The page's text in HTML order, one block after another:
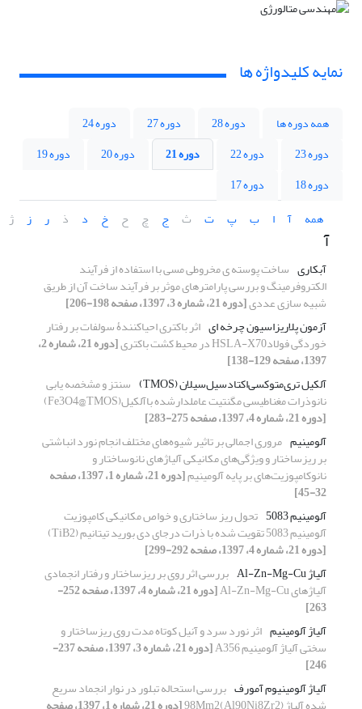
نمایه کلیدواژه ها
همه دوره ها دوره 28 دوره 27
دوره 24
دوره 23
دوره 22 دوره 21 دوره 20
دوره 19
دوره 18
دوره 17
همه
آ ا ب پ ت ث ج چ ح خ د ذ ر ز ژ
آ
آبکاری ساخت پوسته ی مخروطی مسی با استفاده از فرآیند
الکتروفرمینگ و بررسی پارامترهای موثر بر فرآیند ساخت آن از طریق
شبیه سازی عددی[دوره 21، شماره 3، 1397، صفحه 198-206]
آزمون پلاریزاسیون چرخه ای اثر باکتری‌ احیاکنندۀ سولفات بر رفتار
خوردگی فولادHSLA-X70 در محیط کشت باکتری [دوره 21، شماره 2،
1397، صفحه 129-138]
آلکیل تری‌متوکسی‌اکتا‌دسیل‌سیلان (TMOS)
سنتز و مشخصه یابی
نانوذرات مغناطیسی مگنتیت عاملدارشده باآلکیل(Fe3O4@TMOS)
[دوره 21، شماره 4، 1397، صفحه 275-283]
آلومینیم مروری اجمالی بر تاثیر شیوه‌های مختلف انجام نورد انباشتی
بر ریزساختار و ویژگی‌های مکانیکی آلیاژ‌های نانوساختار و
نانوکامپوزیت‌های بر پایه آلومینیم [دوره 21، شماره 1، 1397، صفحه
32-45]
آلومینیم 5083
تحول ریز ساختاری و خواص مکانیکی کامپوزیت
آلومینیم 5083 تقویت شده با ذرات درجای دی بورید تیتانیم (TiB2)
[دوره 21، شماره 4، 1397، صفحه 292-299]
آلیاژ Al-Zn-Mg-Cu
بررسی اثر روی بر ریزساختار و رفتار انجمادی
آلیاژهای Al-Zn-Mg-Cu [دوره 21، شماره 4، 1397، صفحه 252-
263]
آلیاژ آلومینیم اثر نورد سرد و آنیل کوتاه مدت روی ریزساختار و
سختی آلیاژ آلومینیم A356 [دوره 21، شماره 3، 1397، صفحه 237-
246]
آلیاژ آلومینیوم آمورف بررسی استحاله تبلور در نوار انجماد سریع